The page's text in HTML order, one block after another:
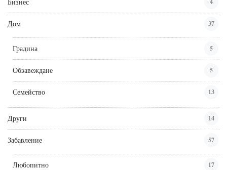
4
Дом 37
Градина 5
Обзавеждане 5
Семейство 13
Други 14
Забавление 57
Любопитно 17